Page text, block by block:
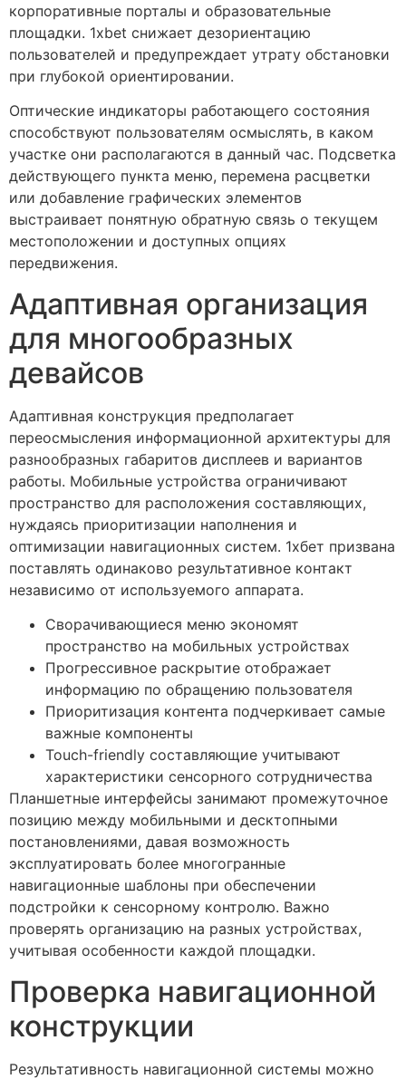
корпоративные порталы и образовательные
площадки. 1xbet снижает дезориентацию
пользователей и предупреждает утрату обстановки
при глубокой ориентировании.
Оптические индикаторы работающего состояния
способствуют пользователям осмыслять, в каком
участке они располагаются в данный час. Подсветка
действующего пункта меню, перемена расцветки
или добавление графических элементов
выстраивает понятную обратную связь о текущем
местоположении и доступных опциях
передвижения.
Адаптивная организация
для многообразных
девайсов
Адаптивная конструкция предполагает
переосмысления информационной архитектуры для
разнообразных габаритов дисплеев и вариантов
работы. Мобильные устройства ограничивают
пространство для расположения составляющих,
нуждаясь приоритизации наполнения и
оптимизации навигационных систем. 1хбет призвана
поставлять одинаково результативное контакт
независимо от используемого аппарата.
Сворачивающиеся меню экономят
пространство на мобильных устройствах
Прогрессивное раскрытие отображает
информацию по обращению пользователя
Приоритизация контента подчеркивает самые
важные компоненты
Touch-friendly составляющие учитывают
характеристики сенсорного сотрудничества
Планшетные интерфейсы занимают промежуточное
позицию между мобильными и десктопными
постановлениями, давая возможность
эксплуатировать более многогранные
навигационные шаблоны при обеспечении
подстройки к сенсорному контролю. Важно
проверять организацию на разных устройствах,
учитывая особенности каждой площадки.
Проверка навигационной
конструкции
Результативность навигационной системы можно